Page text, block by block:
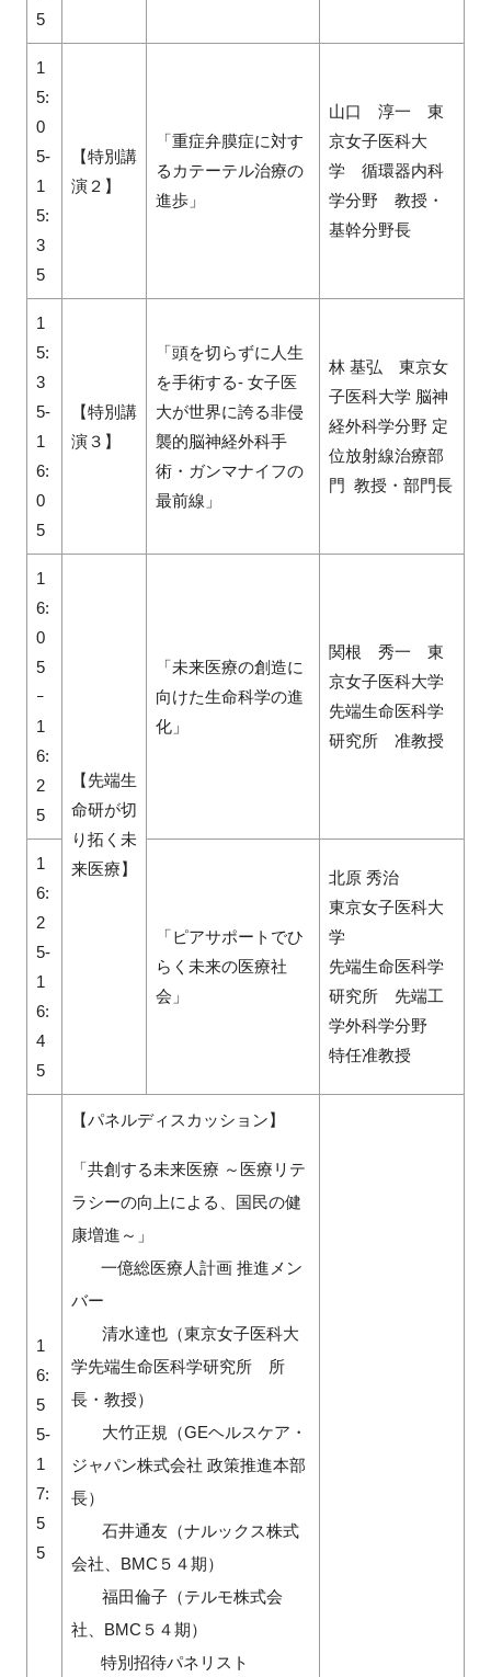
5
1
5:
0
5-
1
5:
3
5
【特別講
演２】
「重症弁膜症に対す
るカテーテル治療の
進歩」
山口 淳一 東
京女子医科大
学 循環器内科
学分野 教授・
基幹分野長
1
5:
3
5-
1
6:
0
5
【特別講
演３】
「頭を切らずに人生
を手術する- 女子医
大が世界に誇る非侵
襲的脳神経外科手
術・ガンマナイフの
最前線」
林 基弘 東京女
子医科大学 脳神
経外科学分野 定
位放射線治療部
門 教授・部門長
1
6:
0
5
ｰ
1
6:
2
5
【先端生
命研が切
り拓く未
来医療】
「未来医療の創造に
向けた生命科学の進
化」
関根 秀一 東
京女子医科大学
先端生命医科学
研究所 准教授
1
6:
2
5-
1
6:
4
5
「ピアサポートでひ
らく未来の医療社
会」
北原 秀治
東京女子医科大
学
先端生命医科学
研究所 先端工
学外科学分野
特任准教授
1
6:
5
5-
1
7:
5
5
【パネルディスカッション】
「共創する未来医療 ～医療リテ
ラシーの向上による、国民の健
康増進～」
一億総医療人計画 推進メン
バー
清水達也（東京女子医科大
学先端生命医科学研究所 所
長・教授）
大竹正規（GEヘルスケア・
ジャパン株式会社 政策推進本部
長）
石井通友（ナルックス株式
会社、BMC５４期）
福田倫子（テルモ株式会
社、BMC５４期）
特別招待パネリスト